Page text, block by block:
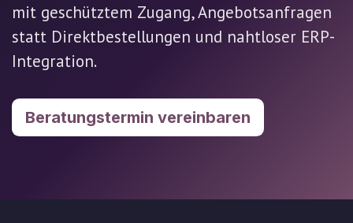
mit geschütztem Zugang, Angebotsanfragen
statt Direktbestellungen und nahtloser ERP-
Integration.
Beratungstermin vereinbaren